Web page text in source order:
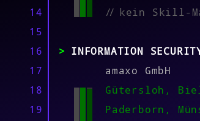
14
15
16
17
18
19
//kein Skill-
INFORMATION
amaxo GmbH
Gütersloh,
Paderborn,